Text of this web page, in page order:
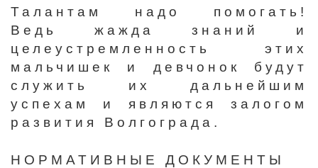
Талантам надо помогать!
Ведь жажда знаний и
целеустремленность этих
мальчишек и девчонок будут
служить их дальнейшим
успехам и являются залогом
развития Волгограда.
НОРМАТИВНЫЕ ДОКУМЕНТЫ